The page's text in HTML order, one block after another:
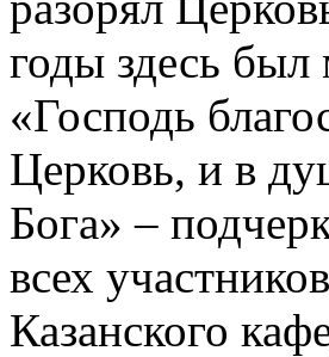
годы здесь был
«Господь
Церковь, и в
Бога» –
всех
Казанского